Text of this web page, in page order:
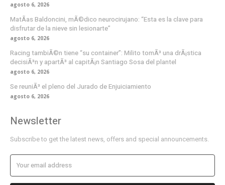
agosto 6, 2026
MatÃ­as Baldoncini, mÃ©dico neurocirujano: “Esta es la clave para
disfrutar de la nieve sin lesionarte”
agosto 6, 2026
Racing tambiÃ©n tiene “su container”: Milito tomÃ³ una drÃ¡stica
decisiÃ³n y apartÃ³ al capitÃ¡n Santiago Sosa del plantel
agosto 6, 2026
Se reuniÃ³ el pleno del Jurado de Enjuiciamiento
agosto 6, 2026
Newsletter
Subscribe to get the latest news, offers and special announcements.